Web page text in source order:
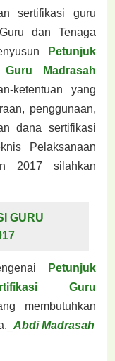
sertifikasi guru
dan Tenaga
Petunjuk
Guru
Madrasah
ketentuan yang
penggunaan,
dana sertifikasi
Pelaksanaan
2017 silahkan
GURU
Petunjuk
Guru
membutuhkan
Abdi Madrasah